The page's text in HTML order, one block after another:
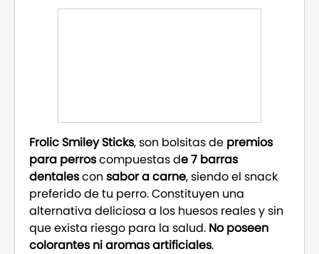
Frolic Smiley Sticks, son bolsitas de premios
para perroscompuestas de 7 barras
dentalesconsabor a carne, siendo el snack
preferido de tu perro. Constituyen una
alternativa deliciosa a los huesos reales y sin
que exista riesgo para la salud. No poseen
colorantes ni aromas artificiales.